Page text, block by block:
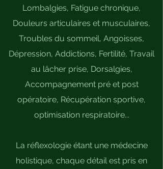
Lombalgies, Fatigue chronique,
Douleurs articulaires et musculaires,
Troubles du sommeil, Angoisses,
Dépression, Addictions, Fertilité, Travail
au lâcher prise, Dorsalgies,
Accompagnement pré et post
opératoire, Récupération sportive,
optimisation respiratoire...
La réflexologie étant une médecine
holistique, chaque détail est pris en